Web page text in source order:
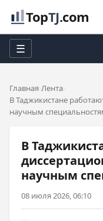
TopTJ.com
☰
Главная Лента
В Таджикистане
научным
В
научным
08 июля 2026, 06:10